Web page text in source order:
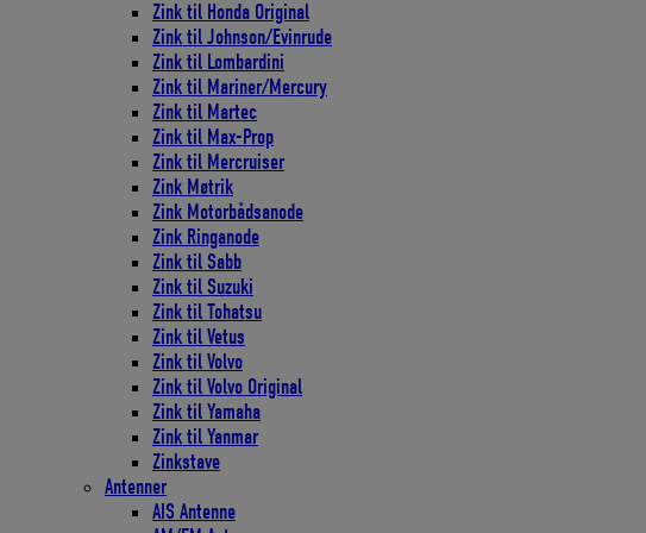
Zink til Honda Original
Zink til Johnson/Evinrude
Zink til Lombardini
Zink til Mariner/Mercury
Zink til Martec
Zink til Max-Prop
Zink til Mercruiser
Zink Møtrik
Zink Motorbådsanode
Zink Ringanode
Zink til Sabb
Zink til Suzuki
Zink til Tohatsu
Zink til Vetus
Zink til Volvo
Zink til Volvo Original
Zink til Yamaha
Zink til Yanmar
Zinkstave
Antenner
AIS Antenne